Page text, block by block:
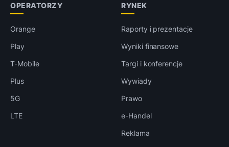
OPERATORZY
Orange
Play
T-Mobile
Plus
5G
LTE
RYNEK
Raporty i prezentacje
Wyniki finansowe
Targi i konferencje
Wywiady
Prawo
e-Handel
Reklama